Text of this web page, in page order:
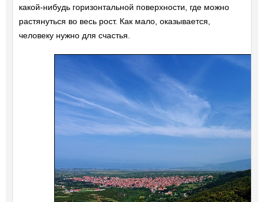
какой-нибудь горизонтальной поверхности, где можно
растянуться во весь рост. Как мало, оказывается,
человеку нужно для счастья.